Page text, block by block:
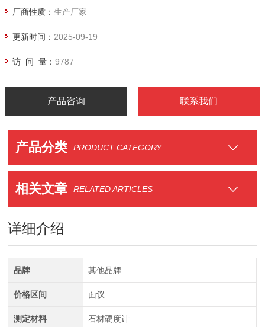
厂商性质： 生产厂家
更新时间： 2025-09-19
访 问 量： 9787
产品咨询 联系我们
产品分类 PRODUCT CATEGORY
相关文章 RELATED ARTICLES
详细介绍
品牌 其他品牌
价格区间 面议
测定材料 石材硬度计